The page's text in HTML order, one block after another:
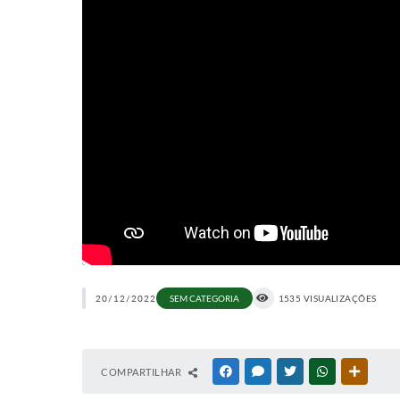
20/12/2022 SEM CATEGORIA 1535 VISUALIZAÇÕES
COMPARTILHAR FACEBOOKMESSENGER
TWITTERWHATSAPP